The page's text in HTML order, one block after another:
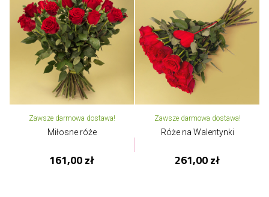
Zawsze darmowa dostawa!
Miłosne róże
161,00 zł
Zawsze darmowa dostawa!
Róże na Walentynki
261,00 zł